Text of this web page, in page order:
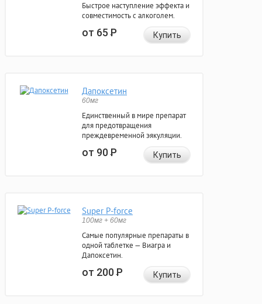
Быстрое наступление эффекта и
совместимость с алкоголем.
от 65Р Купить
Дапоксетин
60мг
Единственный в мире препарат
для предотвращения
преждевременной эякуляции.
от 90Р Купить
Super P-force
100мг + 60мг
Самые популярные препараты в
одной таблетке — Виагра и
Дапоксетин.
от 200Р Купить